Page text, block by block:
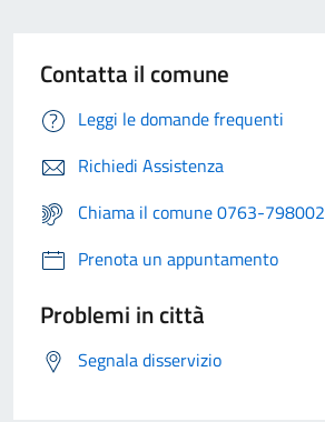
Contatta il comune
Leggi le domande frequenti
Richiedi Assistenza
Chiama il comune 0763-798002
Prenota un appuntamento
Problemi in città
Segnala disservizio